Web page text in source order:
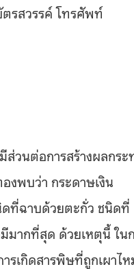
รสวรรค์ โทรศัพท์
ส่วนต่อการสร้างผลกร
งพบว่า กระดาษเงิน
ดที่ฉาบด้วยตะกั่ว ชนิดที่
ากที่สุด ด้วยเหตุนี้ ใน
รเกิดสารพิษที่ถูกเผาไ